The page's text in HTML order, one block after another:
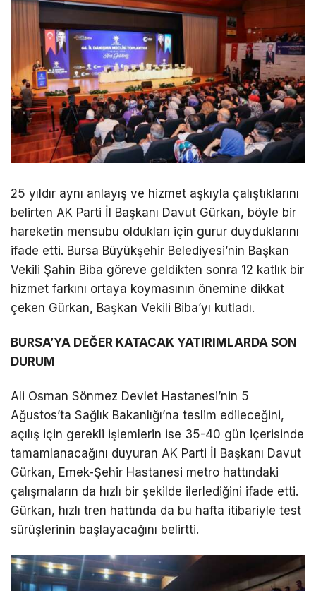
25 yıldır aynı anlayış ve hizmet aşkıyla çalıştıklarını
belirten AK Parti İl Başkanı Davut Gürkan, böyle bir
hareketin mensubu oldukları için gurur duyduklarını
ifade etti. Bursa Büyükşehir Belediyesi’nin Başkan
Vekili Şahin Biba göreve geldikten sonra 12 katlık bir
hizmet farkını ortaya koymasının önemine dikkat
çeken Gürkan, Başkan Vekili Biba’yı kutladı.
BURSA’YA DEĞER KATACAK YATIRIMLARDA SON
DURUM
Ali Osman Sönmez Devlet Hastanesi’nin 5
Ağustos’ta Sağlık Bakanlığı’na teslim edileceğini,
açılış için gerekli işlemlerin ise 35-40 gün içerisinde
tamamlanacağını duyuran AK Parti İl Başkanı Davut
Gürkan, Emek-Şehir Hastanesi metro hattındaki
çalışmaların da hızlı bir şekilde ilerlediğini ifade etti.
Gürkan, hızlı tren hattında da bu hafta itibariyle test
sürüşlerinin başlayacağını belirtti.